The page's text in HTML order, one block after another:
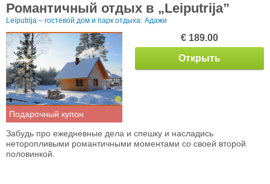
Романтичный отдых в „Leiputrijа”
Leiputrija – гостевой дом и парк отдыха: Адажи
Подарочный купон
€ 189.00
Открыть
Забудь про ежедневные дела и спешку и насладись
неторопливыми романтичными моментами со своей второй
половинкой.